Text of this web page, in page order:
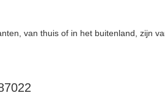
van thuis of in het buitenland, zijn